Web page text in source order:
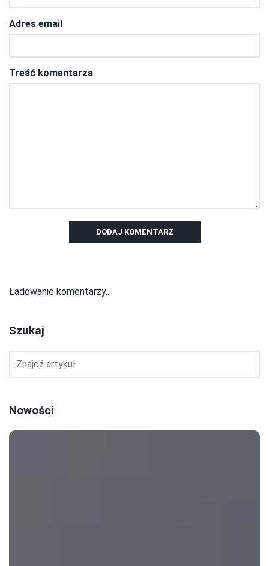
Adres email
Treść komentarza
DODAJ KOMENTARZ
Ładowanie komentarzy...
Szukaj
Nowości